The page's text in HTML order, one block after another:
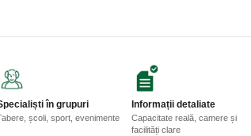
în grupuri
școli, sport, evenimente
Informații detaliate
Capacitate reală, camere și
facilități clare